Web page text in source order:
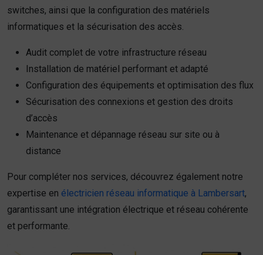
switches, ainsi que la configuration des matériels
informatiques et la sécurisation des accès.
Audit complet de votre infrastructure réseau
Installation de matériel performant et adapté
Configuration des équipements et optimisation des flux
Sécurisation des connexions et gestion des droits
d’accès
Maintenance et dépannage réseau sur site ou à
distance
Pour compléter nos services, découvrez également notre
expertise en électricien réseau informatique à Lambersart,
garantissant une intégration électrique et réseau cohérente
et performante.